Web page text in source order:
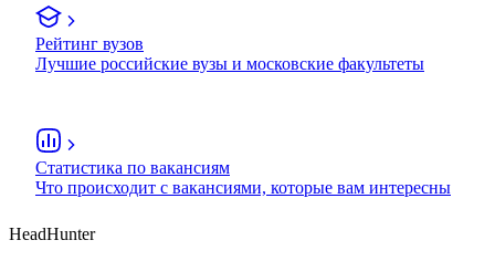
Рейтинг вузов
Лучшие российские вузы и московские факультеты
Статистика по вакансиям
Что происходит с вакансиями, которые вам интересны
HeadHunter